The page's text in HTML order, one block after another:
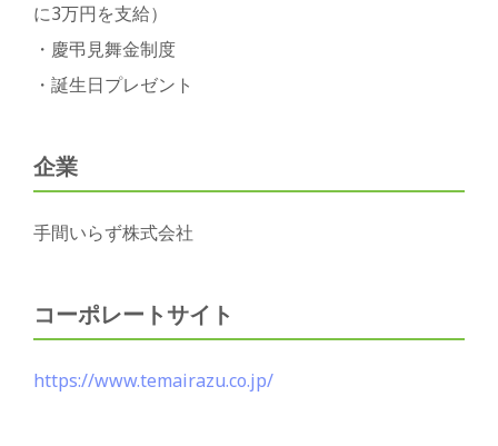
に3万円を支給）
・慶弔見舞金制度
・誕生日プレゼント
企業
手間いらず株式会社
コーポレートサイト
https://www.temairazu.co.jp/